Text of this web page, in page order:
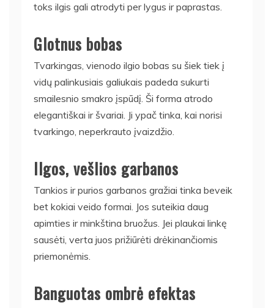
toks ilgis gali atrodyti per lygus ir paprastas.
Glotnus bobas
Tvarkingas, vienodo ilgio bobas su šiek tiek į
vidų palinkusiais galiukais padeda sukurti
smailesnio smakro įspūdį. Ši forma atrodo
elegantiškai ir švariai. Ji ypač tinka, kai norisi
tvarkingo, neperkrauto įvaizdžio.
Ilgos, vešlios garbanos
Tankios ir purios garbanos gražiai tinka beveik
bet kokiai veido formai. Jos suteikia daug
apimties ir minkština bruožus. Jei plaukai linkę
sausėti, verta juos prižiūrėti drėkinančiomis
priemonėmis.
Banguotas ombrė efektas